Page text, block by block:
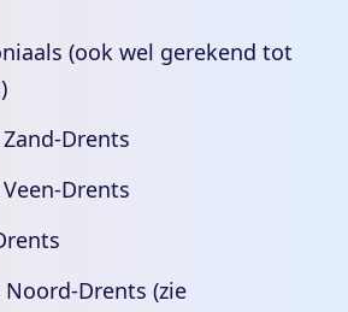
(ook wel gerekend tot
Drents
Drents
Drents (zie